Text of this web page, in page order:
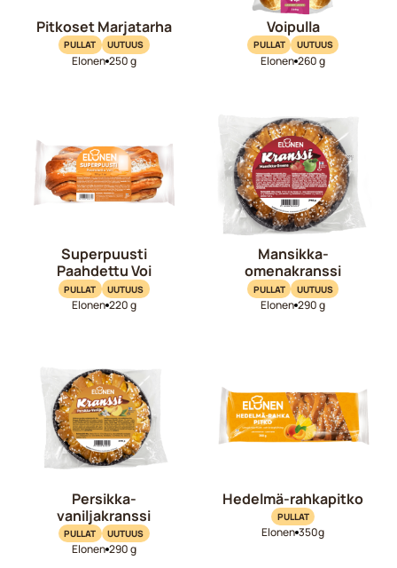
Pitkoset Marjatarha
PULLAT UUTUUS
Elonen 250 g
Voipulla
PULLAT UUTUUS
Elonen 260 g
Superpuusti
Paahdettu Voi
PULLAT UUTUUS
Elonen 220 g
Mansikka-
omenakranssi
PULLAT UUTUUS
Elonen 290 g
Persikka-
vaniljakranssi
PULLAT UUTUUS
Elonen 290 g
Hedelmä-rahkapitko
PULLAT
Elonen 350g